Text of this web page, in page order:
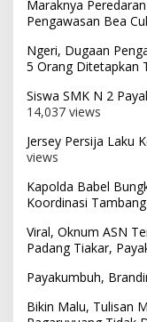
Maraknya
Pengawasan Bea
Ngeri, Dugaan
5 Orang Ditetapkan
Siswa SMK N 2
14,037 views
Jersey Persija Laku
views
Kapolda Babel
Koordinasi
Viral, Oknum ASN
Padang Tiakar,
Payakumbuh,
Bikin Malu, Tulisan